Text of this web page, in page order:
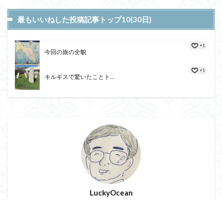
最もいいねした投稿記事トップ10(30日)
今回の旅の全貌
+1
キルギスで驚いたことト...
+1
LuckyOcean